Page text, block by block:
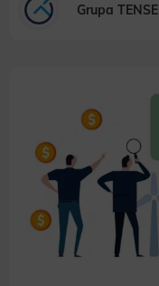
Grupa TENSE